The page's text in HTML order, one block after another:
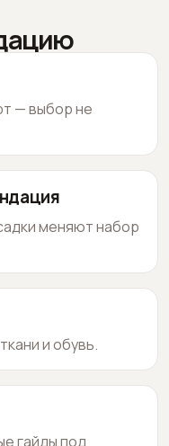
— выбор не
меняют набор
и обувь.
гайды под